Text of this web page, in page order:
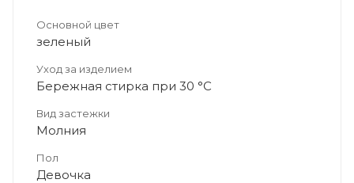
Основной цвет
зеленый
Уход за изделием
Бережная стирка при 30 °C
Вид застежки
Молния
Пол
Девочка